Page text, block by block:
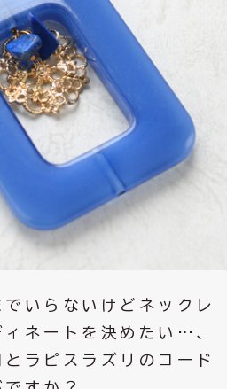
いらないけどネックレ
ィネートを決めたい…、
ラピスラズリのコード